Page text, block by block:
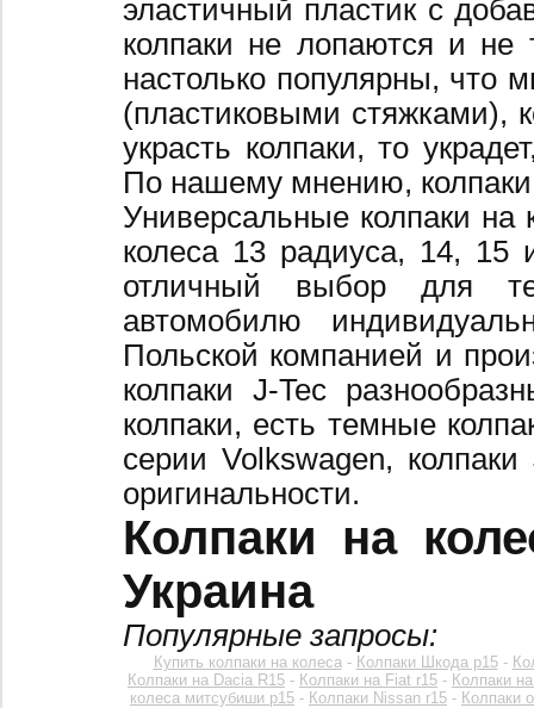
эластичный пластик с
колпаки не лопаются и не
настолько популярны, что
(пластиковыми стяжками),
украсть колпаки, то
По нашему мнению,
Универсальные колпаки
колеса 13 радиуса, 14,
отличный выбор для
автомобилю
Польской компанией и
колпаки J-Tec
колпаки, есть темные
серии Volkswagen,
оригинальности.
Колпаки на
Украина
Популярные запросы:
Купить колпаки на колеса- Колпаки Шкода р15-
Колпаки на Dacia R15 - Колпаки на Fiat r15 - Колпаки
колеса митсубиши р15 - Колпаки Nissan r15 - Колпаки